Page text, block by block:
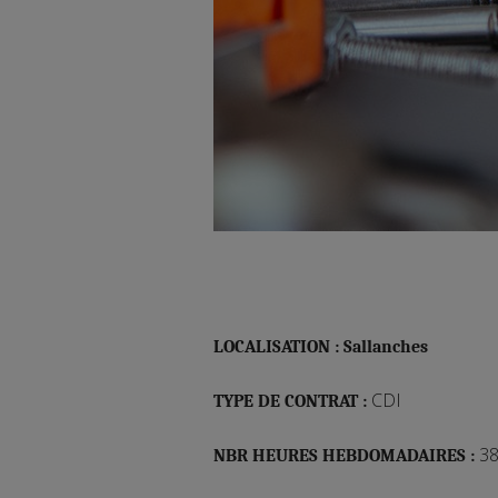
LOCALISATION : Sallanches
TYPE DE CONTRAT : CDI
NBR HEURES HEBDOMADAIRES :